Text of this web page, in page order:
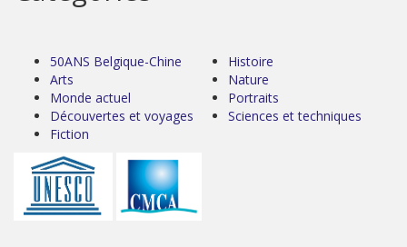
50ANS Belgique-Chine
Arts
Monde actuel
Découvertes et voyages
Fiction
Histoire
Nature
Portraits
Sciences et techniques